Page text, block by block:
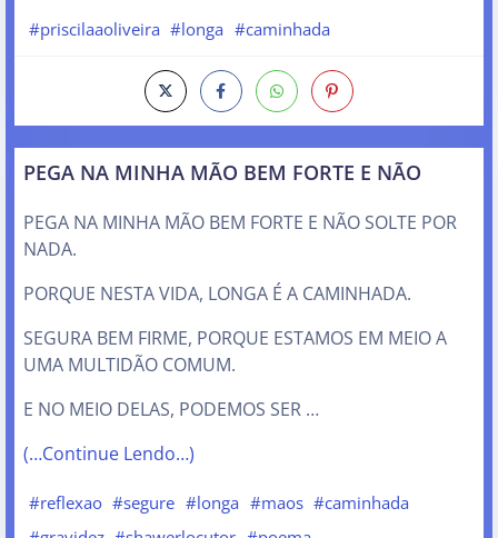
#priscilaaoliveira #longa #caminhada
PEGA NA MINHA MÃO BEM FORTE E NÃO
PEGA NA MINHA MÃO BEM FORTE E NÃO SOLTE POR
NADA.
PORQUE NESTA VIDA, LONGA É A CAMINHADA.
SEGURA BEM FIRME, PORQUE ESTAMOS EM MEIO A
UMA MULTIDÃO COMUM.
E NO MEIO DELAS, PODEMOS SER …
(…Continue Lendo…)
#reflexao #segure #longa #maos #caminhada